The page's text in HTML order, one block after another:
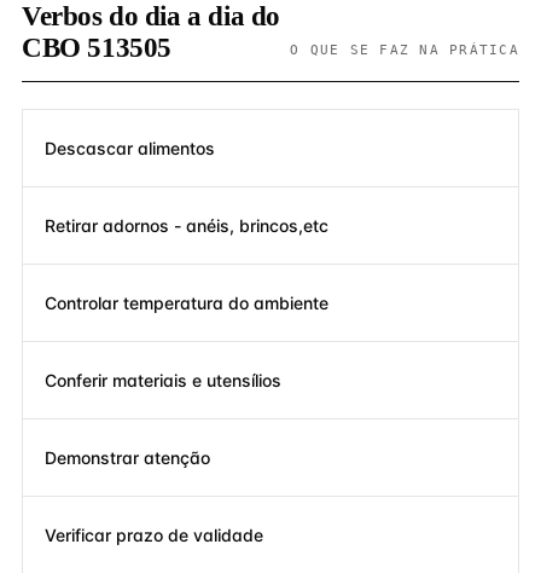
Verbos do dia a dia do
CBO 513505
O QUE SE FAZ NA PRÁTICA
Descascar alimentos
Retirar adornos - anéis, brincos,etc
Controlar temperatura do ambiente
Conferir materiais e utensílios
Demonstrar atenção
Verificar prazo de validade